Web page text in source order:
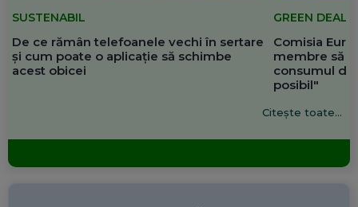
SUSTENABIL
De ce rămân telefoanele vechi în sertare
și cum poate o aplicație să schimbe
acest obicei
GREEN DEAL
Comisia
membre să
consumul de
posibil"
Citește toate...